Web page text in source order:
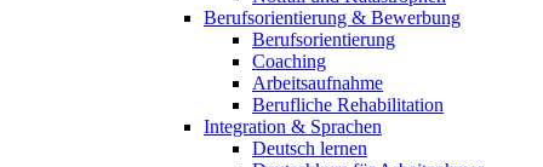
Berufsorientierung & Bewerbung
Berufsorientierung
Coaching
Arbeitsaufnahme
Berufliche Rehabilitation
Integration & Sprachen
Deutsch lernen